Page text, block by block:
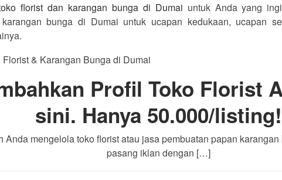
florist dan karangan bunga di Dumai untuk Anda yang
bunga di Dumai untuk ucapan kedukaan, ucapan
Profil Toko Florist
sini. Hanya 50.000/listing!
Anda mengelola toko florist atau jasa pembuatan papan
pasang iklan dengan […]